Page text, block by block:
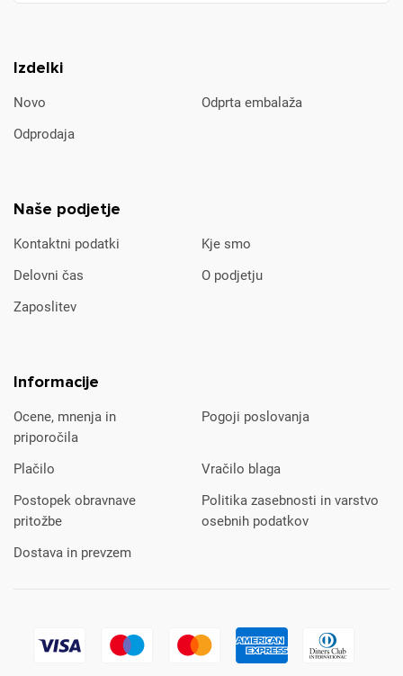
Izdelki
Novo
Odprta embalaža
Odprodaja
Naše podjetje
Kontaktni podatki
Kje smo
Delovni čas
O podjetju
Zaposlitev
Informacije
Ocene, mnenja in
priporočila
Pogoji poslovanja
Plačilo
Vračilo blaga
Postopek obravnave
pritožbe
Politika zasebnosti in varstvo
osebnih podatkov
Dostava in prevzem